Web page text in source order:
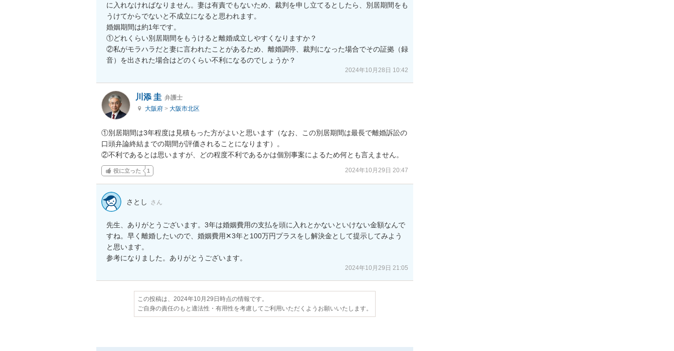
に入れなければなりません。妻は有責でもないため、裁判を申し立てるとしたら、別居期間をも
うけてからでないと不成立になると思われます。
婚姻期間は約1年です。
①どれくらい別居期間をもうけると離婚成立しやすくなりますか？
②私がモラハラだと妻に言われたことがあるため、離婚調停、裁判になった場合でその証拠（録
2024年10月28日 10:42
川添 圭 弁護士
大阪府 > 大阪市北区
①別居期間は3年程度は見積もった方がよいと思います（なお、この別居期間は最長で離婚訴訟の
口頭弁論終結までの期間が評価されることになります）。
②不利であるとは思いますが、どの程度不利であるかは個別事案によるため何とも言えません。
役に立った 1 2024年10月29日 20:47
さとし さん
先生、ありがとうございます。3年は婚姻費用の支払を頭に入れとかないといけない金額なんで
すね。早く離婚したいので、婚姻費用✕3年と100万円プラスをし解決金として提示してみよう
と思います。
参考になりました。ありがとうございます。
2024年10月29日 21:05
この投稿は、2024年10月29日時点の情報です。
ご自身の責任のもと適法性・有用性を考慮してご利用いただくようお願いいたします。